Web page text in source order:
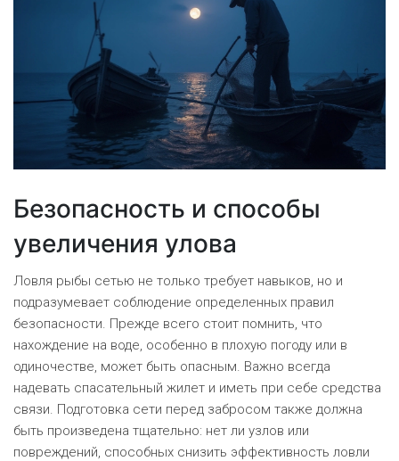
Безопасность и способы
увеличения улова
Ловля рыбы сетью не только требует навыков, но и
подразумевает соблюдение определенных правил
безопасности. Прежде всего стоит помнить, что
нахождение на воде, особенно в плохую погоду или в
одиночестве, может быть опасным. Важно всегда
надевать спасательный жилет и иметь при себе средства
связи. Подготовка сети перед забросом также должна
быть произведена тщательно: нет ли узлов или
повреждений, способных снизить эффективность ловли